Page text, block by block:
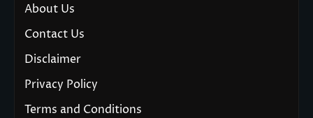
About Us
Contact Us
Disclaimer
Privacy Policy
Terms and Conditions